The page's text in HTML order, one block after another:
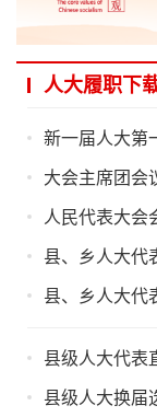
人大履职下
新一届人大第
大会主席团会
人民代表大会
县、乡人大代
县、乡人大代
县级人大换届